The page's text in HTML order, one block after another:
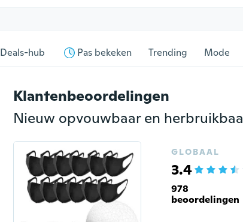
Deals-hub Pas bekeken Trending Mode
Klantenbeoordelingen
GLOBAAL
3.4
978
beoordelingen